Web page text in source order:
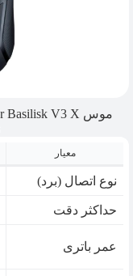
معیار
نوع اتصال (برد)
حداکثر دقت
عمر باتری